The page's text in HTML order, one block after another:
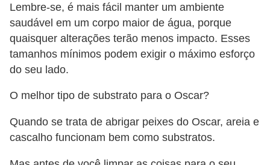
Lembre-se, é mais fácil manter um ambiente
saudável em um corpo maior de água, porque
quaisquer alterações terão menos impacto. Esses
tamanhos mínimos podem exigir o máximo esforço
do seu lado.
O melhor tipo de substrato para o Oscar?
Quando se trata de abrigar peixes do Oscar, areia e
cascalho funcionam bem como substratos.
i
m
a
ç
R